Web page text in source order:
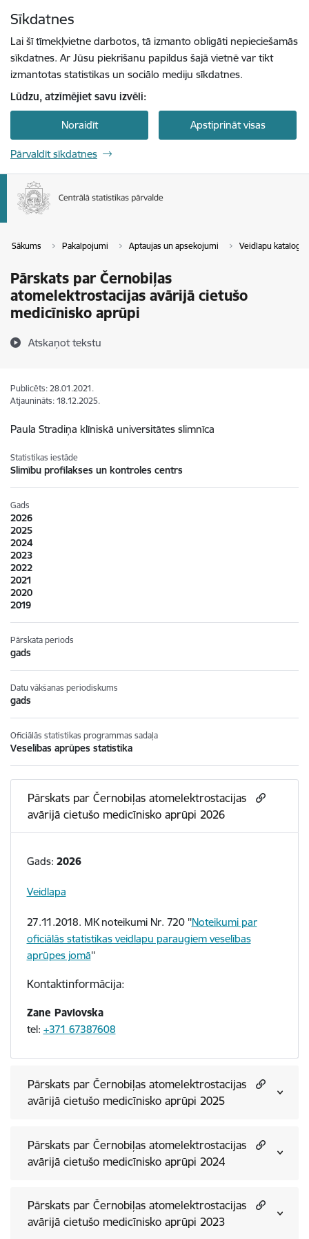
Sīkdatnes
Lai šī tīmekļvietne darbotos, tā izmanto obligāti nepieciešamās
sīkdatnes. Ar Jūsu piekrišanu papildus šajā vietnē var tikt
izmantotas statistikas un sociālo mediju sīkdatnes.
Lūdzu, atzīmējiet savu izvēli:
Noraidīt Apstiprināt visas
Pārvaldīt sīkdatnes
Sākums Pakalpojumi Aptaujas un apsekojumi Veidlapu katalogs
Pārskats par Černobiļas
atomelektrostacijas avārijā cietušo
medicīnisko aprūpi
Atskaņot tekstu
Publicēts: 28.01.2021.
Atjaunināts: 18.12.2025.
Paula Stradiņa klīniskā universitātes slimnīca
Statistikas iestāde
Slimību profilakses un kontroles centrs
Gads
2026
2025
2024
2023
2022
2021
2020
2019
Pārskata periods
gads
Datu vākšanas periodiskums
gads
Oficiālās statistikas programmas sadaļa
Veselības aprūpes statistika
Pārskats par Černobiļas atomelektrostacijas
avārijā cietušo medicīnisko aprūpi 2026
Gads: 2026
Veidlapa
27.11.2018. MK noteikumi Nr. 720 ''Noteikumi par
oficiālās statistikas veidlapu paraugiem veselības
aprūpes jomā''
Kontaktinformācija:
Zane Pavlovska
tel: +371 67387608
Pārskats par Černobiļas atomelektrostacijas
avārijā cietušo medicīnisko aprūpi 2025
Pārskats par Černobiļas atomelektrostacijas
avārijā cietušo medicīnisko aprūpi 2024
Pārskats par Černobiļas atomelektrostacijas
avārijā cietušo medicīnisko aprūpi 2023